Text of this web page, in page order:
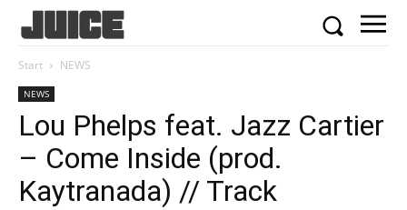
Start NEWS
NEWS
Lou Phelps feat. Jazz Cartier
– Come Inside (prod.
Kaytranada) // Track